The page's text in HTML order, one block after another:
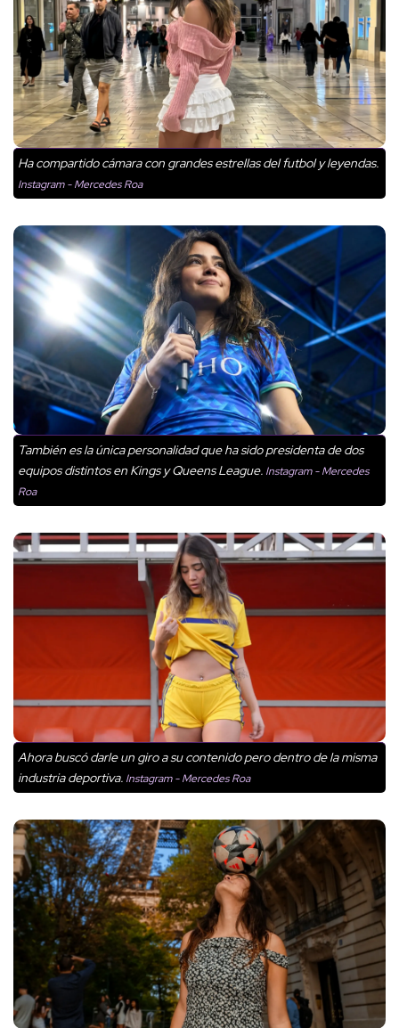
Ha compartido cámara con grandes estrellas del futbol y leyendas.
Instagram - Mercedes Roa
También es la única personalidad que ha sido presidenta de dos
equipos distintos en Kings y Queens League. Instagram - Mercedes
Roa
Ahora buscó darle un giro a su contenido pero dentro de la misma
industria deportiva. Instagram - Mercedes Roa